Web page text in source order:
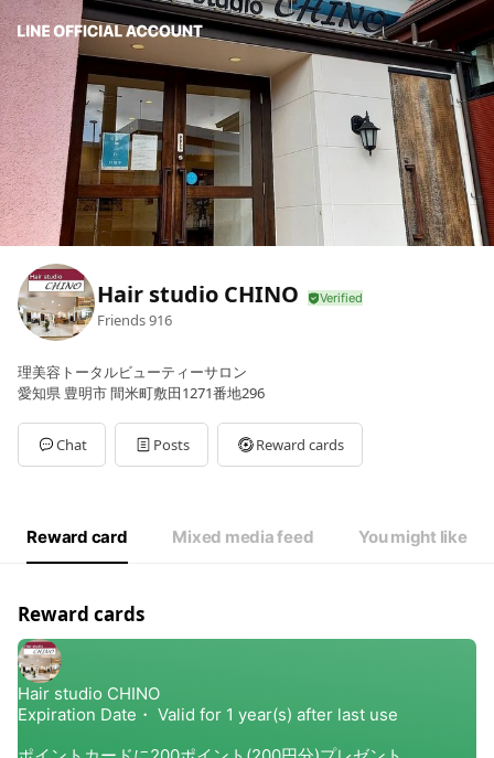
Hair studio CHINO
Friends916
理美容トータルビューティーサロン
愛知県 豊明市 間米町敷田1271番地296
Chat Posts Reward cards
Reward card Mixed media feed You might like
Reward cards